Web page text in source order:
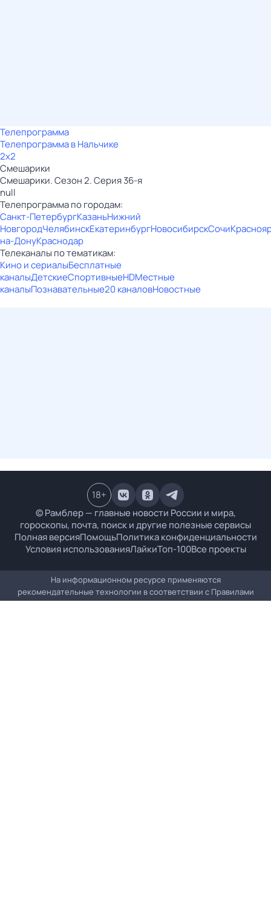
Телепрограмма
Телепрограмма в Нальчике
2x2
Смешарики
Смешарики. Сезон 2. Серия 36-я
null
Телепрограмма по городам:
Санкт-ПетербургКазаньНижний
НовгородЧелябинскЕкатеринбургНовосибирскСочи
на-ДонуКраснодар
Телеканалы по тематикам:
Кино и сериалыБесплатные
каналыДетскиеСпортивныеHDМестные
каналыПознавательные20 каналовНовостные
© Рамблер — главные новости России и мира,
гороскопы, почта, поиск и другие полезные сервисы
Полная версияПомощьПолитика конфиденциальности
Условия использованияЛайкиТоп-100Все проекты
18+
На информационном ресурсе применяются
рекомендательные технологии в соответствии с Правилами